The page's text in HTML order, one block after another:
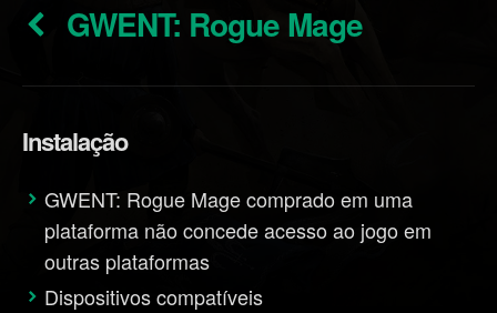
GWENT: Rogue Mage
Instalação
GWENT: Rogue Mage comprado em uma
plataforma não concede acesso ao jogo em
outras plataformas
Dispositivos compatíveis